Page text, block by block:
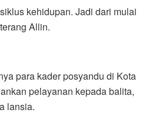
kehidupan. Jadi dari mulai
Allin.
para kader posyandu di Kota
pelayanan kepada balita,
lansia.